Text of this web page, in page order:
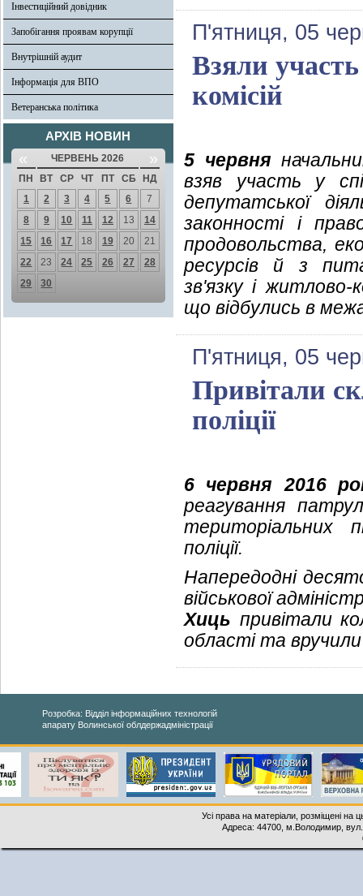
Інвестиційний довідник
Запобігання проявам корупції
Внутрішній аудит
Інформація для ВПО
Ветеранська політика
АРХІВ НОВИН
« ЧЕРВЕНЬ 2026 »
ПН ВТ СР ЧТ ПТ СБ
НД
1
2 3 4 5 6
7
8
9 10 11 12 13
14
15
16 17 18 19 20
21
22
23 24 25 26 27
28
29
30
П'ятниця, 05
Взяли участь
комісій
5 червня
взяв участь у
депутатської
законності і
продовольства,
ресурсів й з
зв'язку і
що відбулись в
П'ятниця, 05
Привітали
поліції
6 червня 2016
реагування
територіальних
поліції.
Напередодні
військової
Хиць привітали
області та вручили
Розробка: Відділ інформаційних технологій
апарату Волинської облдержадміністрації
Усі права на матеріали, розміщені на
Адреса: 44700, м.Володимир,